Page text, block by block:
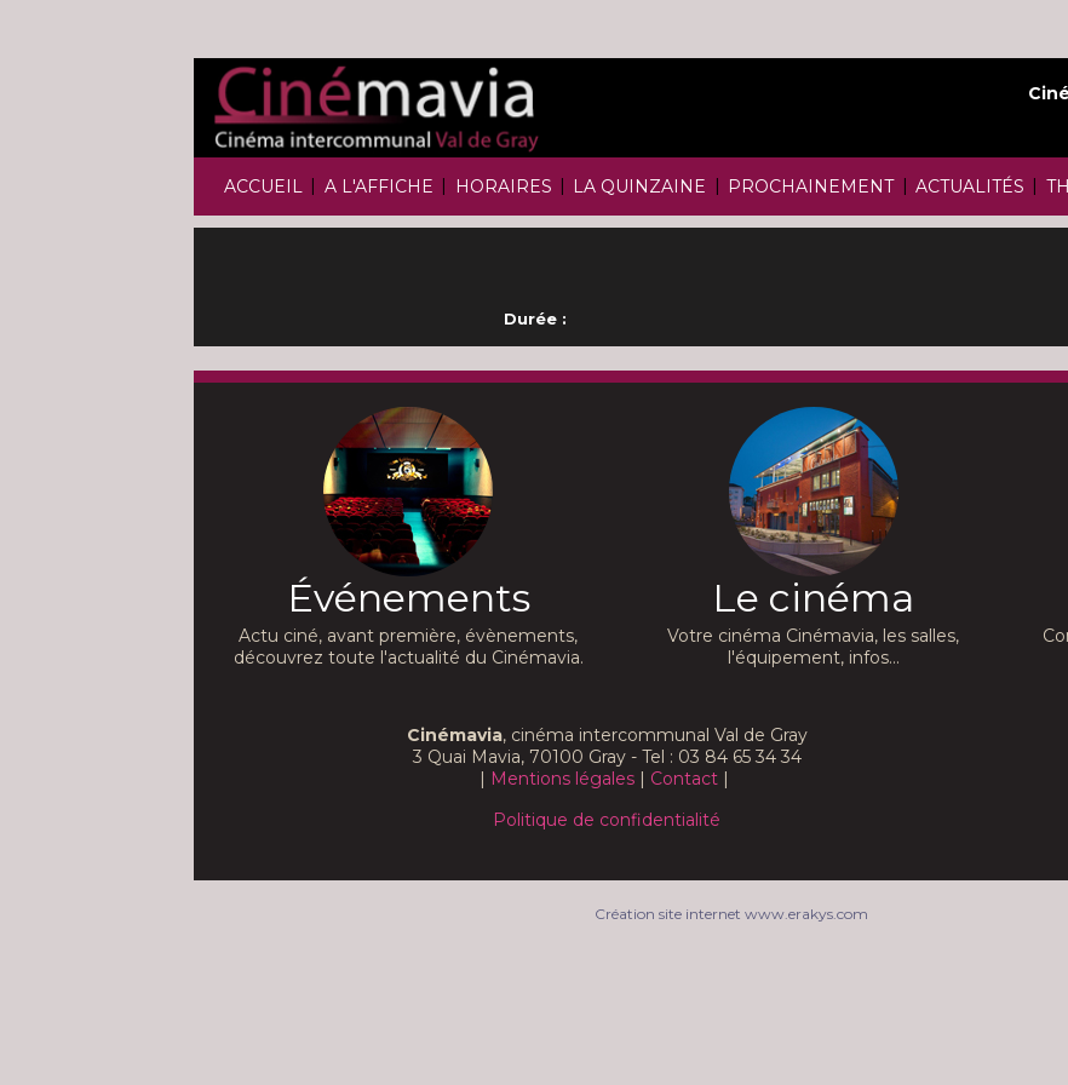
ACCUEIL | A L'AFFICHE | HORAIRES | LA QUINZAINE | PROCHAINEMENT | ACTUALITÉS |
Durée :
Événements
Actu ciné, avant première, évènements,
découvrez toute l'actualité du Cinémavia.
Le cinéma
Votre cinéma Cinémavia, les salles,
l'équipement, infos...
Cinémavia, cinéma intercommunal Val de Gray
3 Quai Mavia, 70100 Gray - Tel : 03 84 65 34 34
| Mentions légales | Contact |
Politique de confidentialité
Création site internet www.erakys.com